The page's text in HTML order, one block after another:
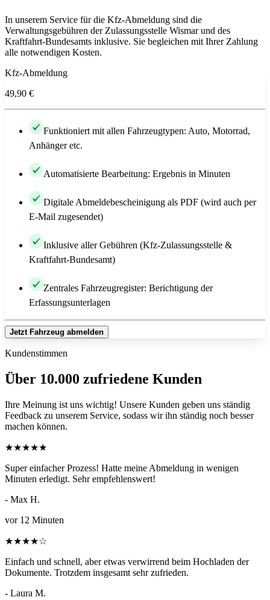
In unserem Service für die Kfz-Abmeldung sind die
Verwaltungsgebühren der Zulassungsstelle Wismar und des
Kraftfahrt-Bundesamts inklusive. Sie begleichen mit Ihrer Zahlung
alle notwendigen Kosten.
Kfz-Abmeldung
49,90 €
Funktioniert mit allen Fahrzeugtypen: Auto, Motorrad,
Anhänger etc.
Automatisierte Bearbeitung: Ergebnis in Minuten
Digitale Abmeldebescheinigung als PDF (wird auch per
E-Mail zugesendet)
Inklusive aller Gebühren (Kfz-Zulassungsstelle &
Kraftfahrt-Bundesamt)
Zentrales Fahrzeugregister: Berichtigung der
Erfassungsunterlagen
Jetzt Fahrzeug abmelden
Kundenstimmen
Über 10.000 zufriedene Kunden
Ihre Meinung ist uns wichtig! Unsere Kunden geben uns ständig
Feedback zu unserem Service, sodass wir ihn ständig noch besser
machen können.
★★★★★
Super einfacher Prozess! Hatte meine Abmeldung in wenigen
Minuten erledigt. Sehr empfehlenswert!
- Max H.
vor 12 Minuten
★★★★☆
Einfach und schnell, aber etwas verwirrend beim Hochladen der
Dokumente. Trotzdem insgesamt sehr zufrieden.
- Laura M.